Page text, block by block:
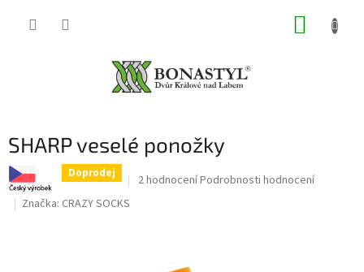
SHARP veselé ponožky
Doprodej
Průměrné
2 hodnoceníPodrobnosti hodnocení
Značka: CRAZY SOCKS